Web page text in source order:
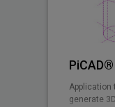
Application
generate